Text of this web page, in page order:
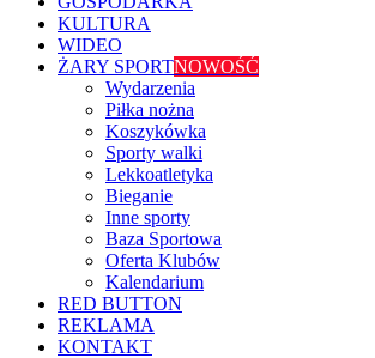
KULTURA
WIDEO
ŻARY SPORTNOWOŚĆ
Wydarzenia
Piłka nożna
Koszykówka
Sporty walki
Lekkoatletyka
Bieganie
Inne sporty
Baza Sportowa
Oferta Klubów
Kalendarium
RED BUTTON
REKLAMA
KONTAKT